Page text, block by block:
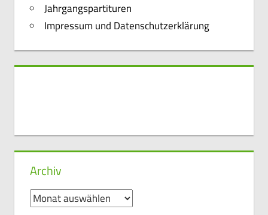
Jahrgangspartituren
Impressum und Datenschutzerklärung
Archiv
Archiv